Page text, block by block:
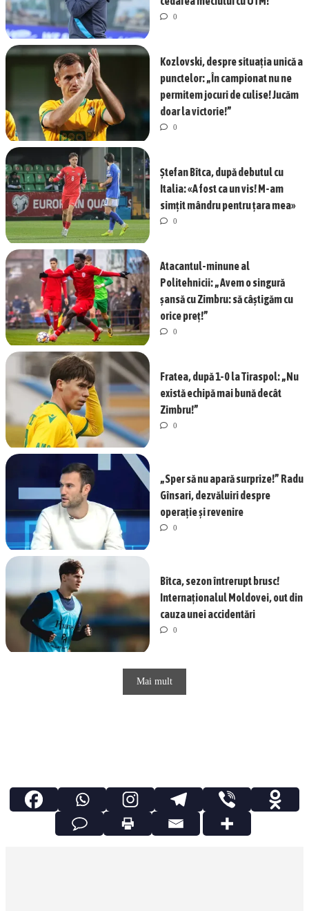
0
Kozlovski, despre situația unică a
punctelor: „În campionat nu ne
permitem jocuri de culise! Jucăm
doar la victorie!”
0
Ștefan Bîtca, după debutul cu
Italia: «A fost ca un vis! M-am
simțit mândru pentru țara mea»
0
Atacantul-minune al
Politehnicii: „Avem o singură
șansă cu Zimbru: să câștigăm cu
orice preț!”
0
Fratea, după 1-0 la Tiraspol: „Nu
există echipă mai bună decât
Zimbru!”
0
„Sper să nu apară surprize!” Radu
Gînsari, dezvăluiri despre
operație și revenire
0
Bîtca, sezon întrerupt brusc!
Internaționalul Moldovei, out din
cauza unei accidentări
0
Mai mult